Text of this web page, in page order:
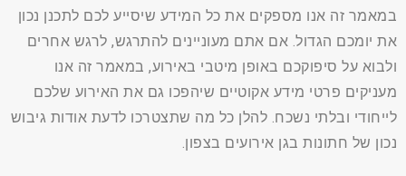
במאמר זה אנו מספקים את כל המידע שיסייע לכם לתכנן נכון
את יומכם הגדול. אם אתם מעוניינים להתרגש, לרגש אחרים
ולבוא על סיפוקכם באופן מיטבי באירוע, במאמר זה אנו
מעניקים פרטי מידע אקוטיים שיהפכו גם את האירוע שלכם
לייחודי ובלתי נשכח. להלן כל מה שתצטרכו לדעת אודות גיבוש
נכון של חתונות בגן אירועים בצפון.